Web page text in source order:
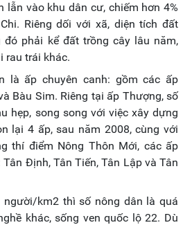
lẫn vào khu dân cư, chiếm hơn 4%
Riêng dối với xã, diện tích đất
đó phải kể đất trồng cây lâu năm,
rau trái khác.
là ấp chuyên canh: gồm các ấp
Bàu Sim. Riêng tại ấp Thượng, số
hẹp, song song với việc xây dựng
lại 4 ấp, sau năm 2008, cùng với
thí điểm Nông Thôn Mới, các ấp
Định, Tân Tiến, Tân Lập và Tân
km2 thì số nông dân là quá
khác, sống ven quốc lộ 22. Dù